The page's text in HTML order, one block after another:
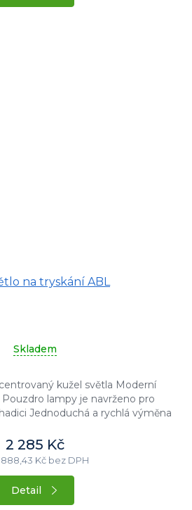
na tryskání ABL
Skladem
kužel světla Moderní
lampy je navrženo pro
Jednoduchá a rychlá výměna
2 285 Kč
888,43 Kč bez DPH
Detail